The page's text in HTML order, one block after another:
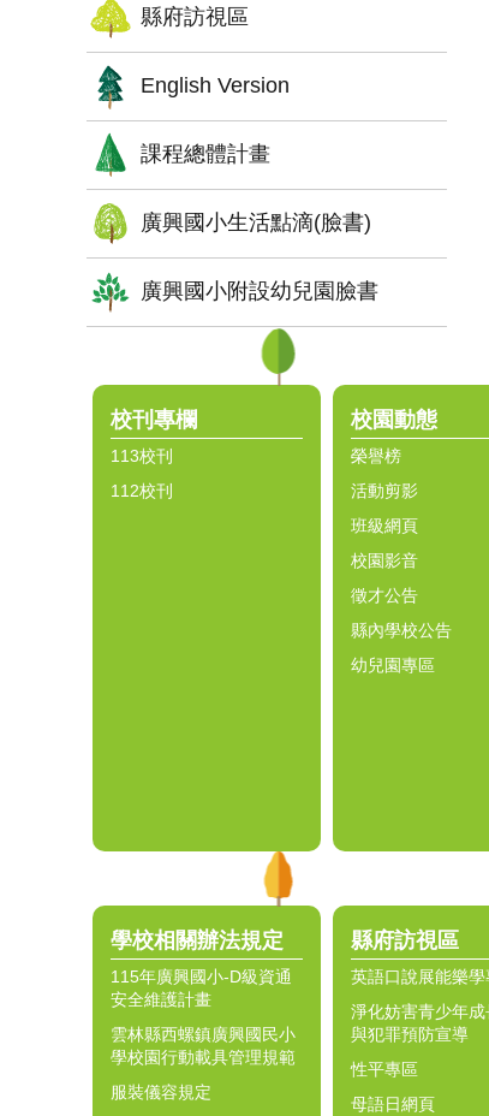
縣府訪視區
English Version
課程總體計畫
廣興國小生活點滴(臉書)
廣興國小附設幼兒園臉書
校刊專欄
113校刊
112校刊
校園動態
榮譽榜
活動剪影
班級網頁
校園影音
徵才公告
縣內學校公告
幼兒園專區
學校相關辦法規定
115年廣興國小-D級資通
安全維護計畫
雲林縣西螺鎮廣興國民小
學校園行動載具管理規範
服裝儀容規定
縣府訪視區
英語口說展能樂學
淨化妨害青少年成
與犯罪預防宣導
性平專區
母語日網頁